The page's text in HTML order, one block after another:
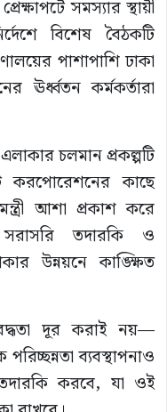
সমস্যার স্থায়ী
বিশেষ বৈঠকটি
পাশাপাশি ঢাকা
ঊর্ধ্বতন কর্মকর্তারা
চলমান প্রকল্পটি
করপোরেশনের কাছে
আশা প্রকাশ করে
তদারকি ও
উন্নয়নে কাঙ্ক্ষিত
দূর করাই নয়—
ব্যবস্থাপনাও
করবে, যা ওই